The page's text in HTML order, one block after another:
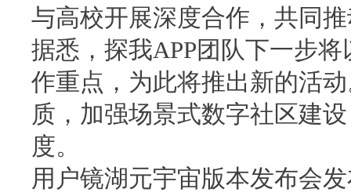
与高校开展深度合作，共同
据悉，探我APP团队下一步
作重点，为此将推出新的活
质，加强场景式数字社区建
度。
用户镜湖元宇宙版本发布会